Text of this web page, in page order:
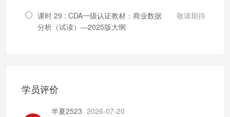
课时 29 : CDA一级认证教材：商业数据
分析（试读）—2025版大纲
敬请期待
学员评价
半夏2523 2026-07-20